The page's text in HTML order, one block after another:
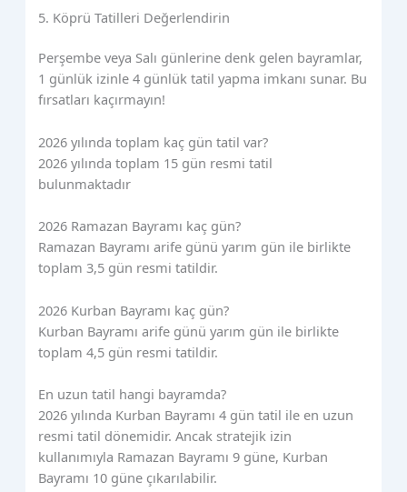
5. Köprü Tatilleri Değerlendirin
Perşembe veya Salı günlerine denk gelen bayramlar,
1 günlük izinle 4 günlük tatil yapma imkanı sunar. Bu
fırsatları kaçırmayın!
2026 yılında toplam kaç gün tatil var?
2026 yılında toplam 15 gün resmi tatil
bulunmaktadır
2026 Ramazan Bayramı kaç gün?
Ramazan Bayramı arife günü yarım gün ile birlikte
toplam 3,5 gün resmi tatildir.
2026 Kurban Bayramı kaç gün?
Kurban Bayramı arife günü yarım gün ile birlikte
toplam 4,5 gün resmi tatildir.
En uzun tatil hangi bayramda?
2026 yılında Kurban Bayramı 4 gün tatil ile en uzun
resmi tatil dönemidir. Ancak stratejik izin
kullanımıyla Ramazan Bayramı 9 güne, Kurban
Bayramı 10 güne çıkarılabilir.